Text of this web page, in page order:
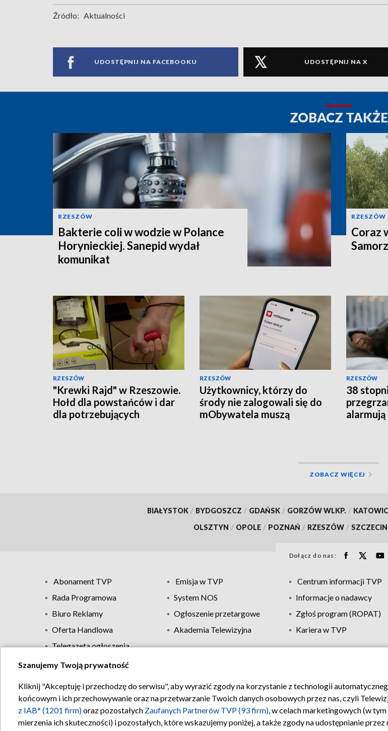
Źródło: Aktualności
UDOSTĘPNIJ NA FACEBOOKU UDOSTĘPNIJ NA X
ZOBACZ TAKŻE
RZESZÓW
Bakterie coli w wodzie w Polance
Horynieckiej. Sanepid wydał
komunikat
RZESZÓW
Coraz
RZESZÓW
"Krewki Rajd" w Rzeszowie.
Hołd dla powstańców i dar
dla potrzebujących
RZESZÓW
Użytkownicy, którzy do
środy nie zalogowali się do
mObywatela muszą
RZESZÓW
38
ZOBACZ WIĘCEJ
BIAŁYSTOK / BYDGOSZCZ / GDAŃSK / GORZÓW WLKP. /
OLSZTYN / OPOLE / POZNAŃ / RZESZÓW / SZCZECIN
Dołącz do nas:
Abonament TVP Emisja w TVP Centrum informacji TVP
Rada Programowa
System NOS Informacje o nadawcy
Biuro Reklamy
Ogłoszenie przetargowe Zgłoś program (ROPAT)
Oferta Handlowa
Akademia Telewizyjna Kariera w TVP
Telegazeta ogłoszenia
Regulamin TVP Polityka prywatności Moje zgody
Szanujemy Twoją prywatność
Kliknij "Akceptuję i przechodzę do serwisu", aby wyrazić zgody na korzystanie z technologii
końcowym i ich przechowywanie oraz na przetwarzanie Twoich danych osobowych przez nas, czyli
z IAB* (1201 firm)oraz pozostałych Zaufanych Partnerów TVP (93 firm), w celach marketingowych (w
mierzenia ich skuteczności) i pozostałych, które wskazujemy poniżej, a także zgody na udostępnianie